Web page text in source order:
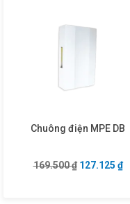
Chuông điện MPE DB
169.500₫ Giá gốc là:
127.125 ₫